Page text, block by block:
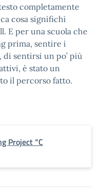
completamente
cosa significhi
E per una scuola che
prima, sentire i
sentirsi un po’ più
è stato un
il percorso fatto.
Project “C